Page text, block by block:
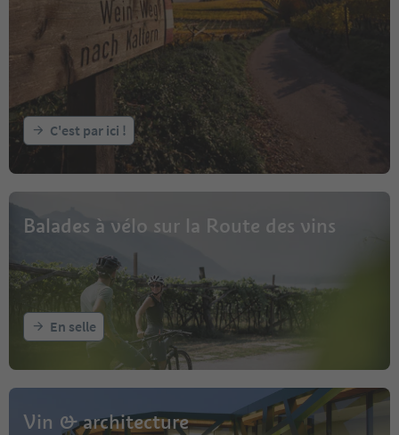
C'est par ici !
Balades à vélo sur la Route des vins
En selle
Vin & architecture